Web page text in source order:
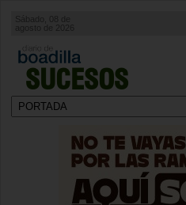
SUCESOS
Sábado, 08 de
agosto de 2026